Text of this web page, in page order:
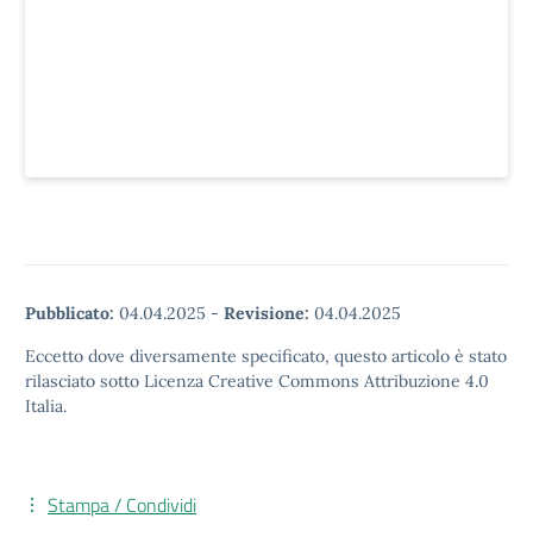
Pubblicato: 04.04.2025 - Revisione: 04.04.2025
Eccetto dove diversamente specificato, questo articolo è stato
rilasciato sotto Licenza Creative Commons Attribuzione 4.0
Italia.
Stampa / Condividi